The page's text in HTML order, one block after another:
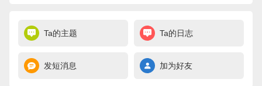
Ta的主题 Ta的日志
发短消息 加为好友